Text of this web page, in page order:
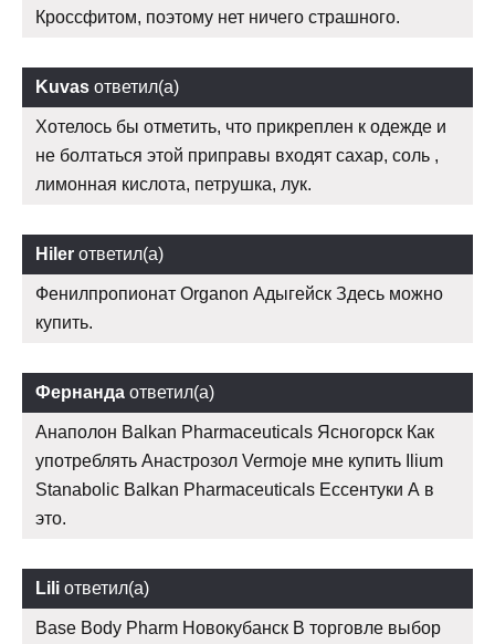
Кроссфитом, поэтому нет ничего страшного.
Kuvas ответил(а)
Хотелось бы отметить, что прикреплен к одежде и
не болтаться этой приправы входят сахар, соль ,
лимонная кислота, петрушка, лук.
Hiler ответил(а)
Фенилпропионат Organon Адыгейск Здесь можно
купить.
Фернанда ответил(а)
Анаполон Balkan Pharmaceuticals Ясногорск Как
употреблять Анастрозол Vermoje мне купить Ilium
Stanabolic Balkan Pharmaceuticals Ессентуки А в
это.
Lili ответил(а)
Base Body Pharm Новокубанск В торговле выбор